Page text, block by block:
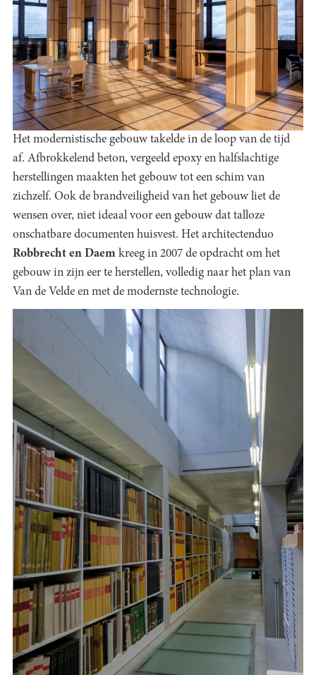
Het modernistische gebouw takelde in de loop van de tijd
af. Afbrokkelend beton, vergeeld epoxy en halfslachtige
herstellingen maakten het gebouw tot een schim van
zichzelf. Ook de brandveiligheid van het gebouw liet de
wensen over, niet ideaal voor een gebouw dat talloze
onschatbare documenten huisvest. Het architectenduo
Robbrecht en Daem kreeg in 2007 de opdracht om het
gebouw in zijn eer te herstellen, volledig naar het plan van
Van de Velde en met de modernste technologie.